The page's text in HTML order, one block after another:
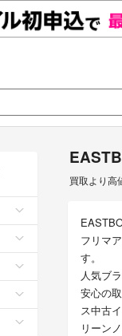
買取より高
フリマ
す。
人気ブ
安心の
ス中古
リーン